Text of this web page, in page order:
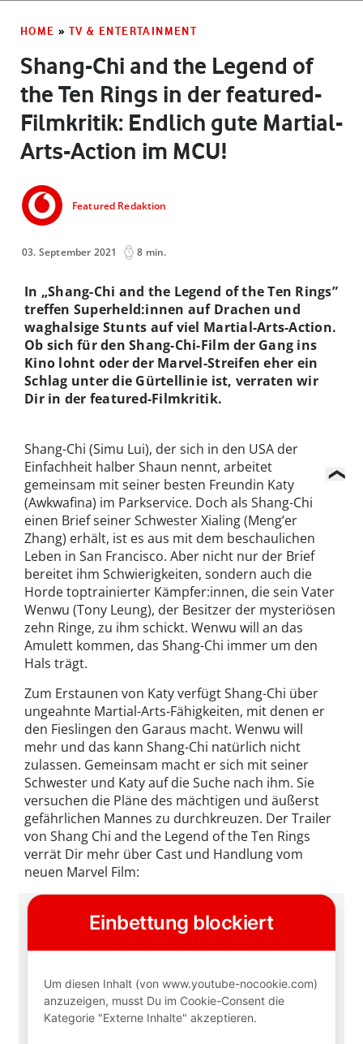
HOME » TV & ENTERTAINMENT
Shang-Chi and the Legend of
the Ten Rings in der featured-
Filmkritik: Endlich gute Martial-
Arts-Action im MCU!
Featured Redaktion
03. September 2021 8 min.
In „Shang-Chi and the Legend of the Ten Rings”
treffen Superheld:innen auf Drachen und
waghalsige Stunts auf viel Martial-Arts-Action.
Ob sich für den Shang-Chi-Film der Gang ins
Kino lohnt oder der Marvel-Streifen eher ein
Schlag unter die Gürtellinie ist, verraten wir
Dir in der featured-Filmkritik.
Shang-Chi (Simu Lui), der sich in den USA der
Einfachheit halber Shaun nennt, arbeitet
gemeinsam mit seiner besten Freundin Katy
(Awkwafina) im Parkservice. Doch als Shang-Chi
einen Brief seiner Schwester Xialing (Meng’er
Zhang) erhält, ist es aus mit dem beschaulichen
Leben in San Francisco. Aber nicht nur der Brief
bereitet ihm Schwierigkeiten, sondern auch die
Horde toptrainierter Kämpfer:innen, die sein Vater
Wenwu (Tony Leung), der Besitzer der mysteriösen
zehn Ringe, zu ihm schickt. Wenwu will an das
Amulett kommen, das Shang-Chi immer um den
Hals trägt.
Zum Erstaunen von Katy verfügt Shang-Chi über
ungeahnte Martial-Arts-Fähigkeiten, mit denen er
den Fieslingen den Garaus macht. Wenwu will
mehr und das kann Shang-Chi natürlich nicht
zulassen. Gemeinsam macht er sich mit seiner
Schwester und Katy auf die Suche nach ihm. Sie
versuchen die Pläne des mächtigen und äußerst
gefährlichen Mannes zu durchkreuzen. Der Trailer
von Shang Chi and the Legend of the Ten Rings
verrät Dir mehr über Cast und Handlung vom
neuen Marvel Film: